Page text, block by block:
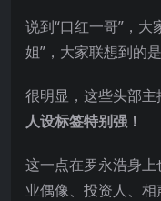
说到“口红一哥”，
姐”，大家联想到的是
很明显，这些头部
人设标签特别强！
这一点在罗永浩身
业偶像、投资人、